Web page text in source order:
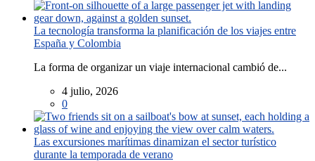
La tecnología transforma la planificación de los viajes entre
España y Colombia
La forma de organizar un viaje internacional cambió de...
4 julio, 2026
0
Las excursiones marítimas dinamizan el sector turístico
durante la temporada de verano